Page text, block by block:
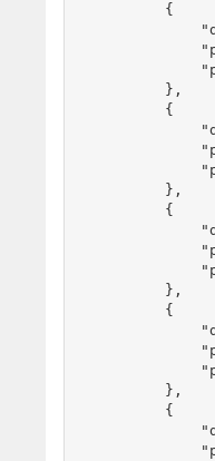
          {
          },
          {
          },
          {
          },
          {
          },
          {